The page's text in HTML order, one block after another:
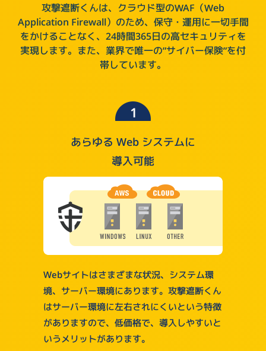
攻撃遮断くんは、クラウド型のWAF（Web
Application Firewall）のため、保守・運用に一切手間
をかけることなく、24時間365日の高セキュリティを
実現します。また、業界で唯一の”サイバー保険”を付
帯しています。
あらゆる Web システムに
導入可能
Webサイトはさまざまな状況、システム環
境、サーバー環境にあります。攻撃遮断くん
はサーバー環境に左右されにくいという特徴
がありますので、低価格で、導入しやすいと
いうメリットがあります。